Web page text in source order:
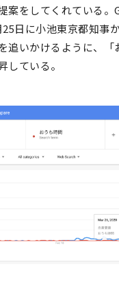
案をしてくれている
日に小池東京都知事
追いかけるように、「
している。